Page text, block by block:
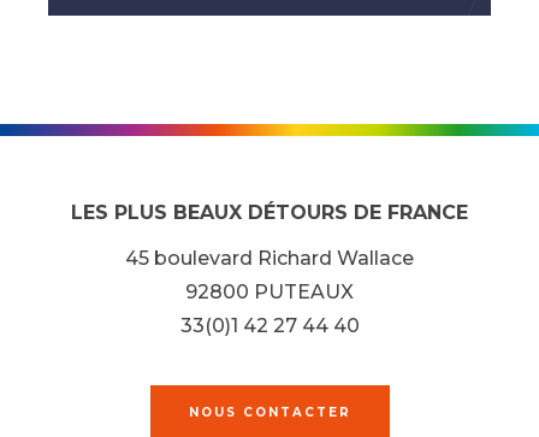
LES PLUS BEAUX DÉTOURS DE FRANCE
45 boulevard Richard Wallace
92800 PUTEAUX
33(0)1 42 27 44 40
NOUS CONTACTER